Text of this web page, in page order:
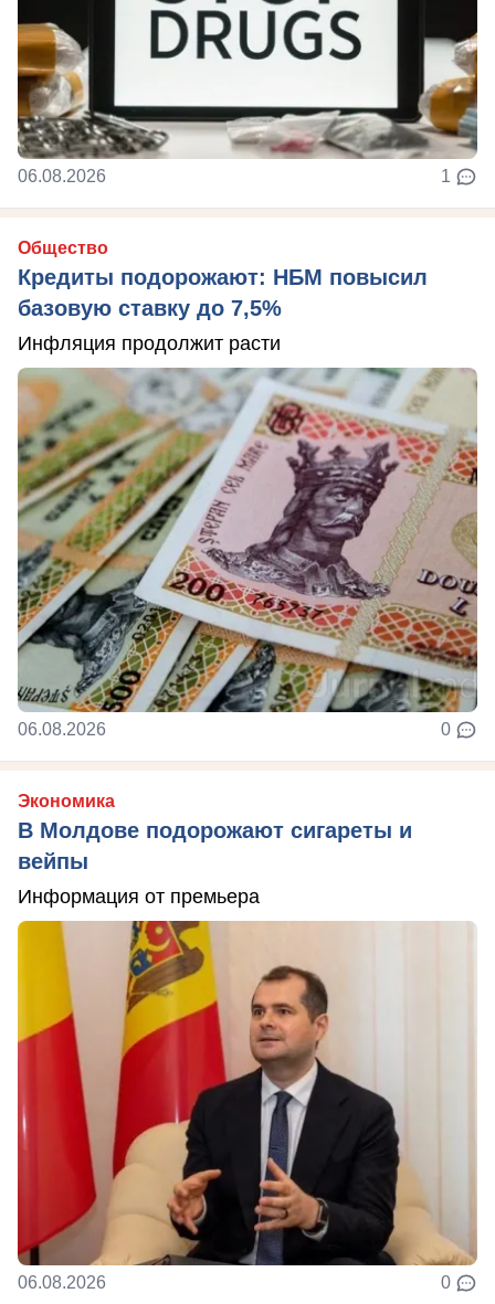
06.08.2026 1
Общество
Кредиты подорожают: НБМ повысил
базовую ставку до 7,5%
Инфляция продолжит расти
06.08.2026 0
Экономика
В Молдове подорожают сигареты и
вейпы
Информация от премьера
06.08.2026 0